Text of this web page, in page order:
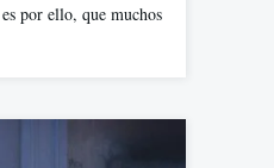
por ello, que muchos